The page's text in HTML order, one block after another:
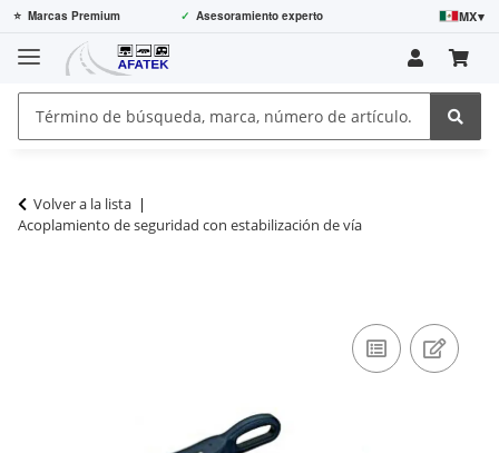
⭐ Marcas Premium ✓ Asesoramiento experto MX▾
Volver a la lista
Acoplamiento de seguridad con estabilización de vía